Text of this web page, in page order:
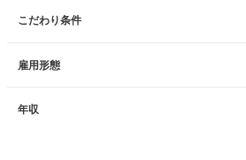
こだわり条件
雇用形態
年収